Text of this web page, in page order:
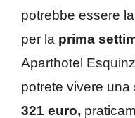
potrebbe essere
per la prima
Aparthotel
potrete vivere una
321 euro,